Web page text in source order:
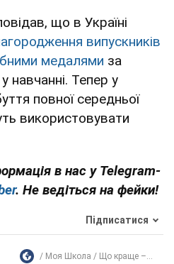
що в Україні
випускників
медалями за
навчанні. Тепер у
повної середньої
використовувати
в нас у Telegram-
. Не ведіться на фейки!
Підписатися
Моя Школа Що краще –...